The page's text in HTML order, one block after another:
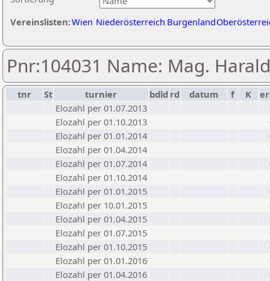
Vereinslisten:Wien Niederösterreich Burgenland
Pnr:104031 Name: Mag.
tnr St turnier bdld rd datum f K
Elozahl per 01.07.2013
Elozahl per 01.10.2013
Elozahl per 01.01.2014
Elozahl per 01.04.2014
Elozahl per 01.07.2014
Elozahl per 01.10.2014
Elozahl per 01.01.2015
Elozahl per 10.01.2015
Elozahl per 01.04.2015
Elozahl per 01.07.2015
Elozahl per 01.10.2015
Elozahl per 01.01.2016
Elozahl per 01.04.2016